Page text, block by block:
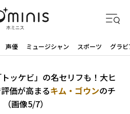
声優 ミュージシャン スポーツ グラビ
ッケビ」の名セリフも！大ヒ
価が高まるキム・ゴウンのチ
画像5/7）